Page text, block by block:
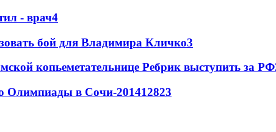
- врач4
бой для Владимира Кличко3
копьеметательнице Ребрик выступить за РФ
Олимпиады в Сочи-201412823